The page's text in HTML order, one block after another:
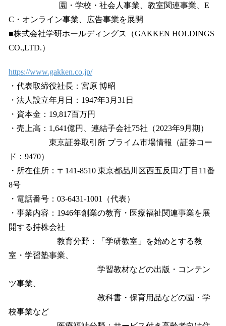
園・学校・社会人事業、教室関連事業、E
C・オンライン事業、広告事業を展開
■株式会社学研ホールディングス（GAKKEN HOLDINGS
CO.,LTD.）
https://www.gakken.co.jp/
・代表取締役社長：宮原 博昭
・法人設立年月日：1947年3月31日
・資本金：19,817百万円
・売上高：1,641億円、連結子会社75社（2023年9月期）
東京証券取引所 プライム市場情報（証券コー
ド：9470）
・所在住所：〒141-8510 東京都品川区西五反田2丁目11番
8号
・電話番号：03-6431-1001（代表）
・事業内容：1946年創業の教育・医療福祉関連事業を展
開する持株会社
教育分野：「学研教室」を始めとする教
室・学習塾事業、
学習教材などの出版・コンテン
ツ事業、
教科書・保育用品などの園・学
校事業など